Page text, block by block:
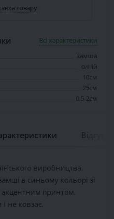
товару
Всі характеристики
замша
синій
10см
25см
0,5-2см
виробництва.
в синьому кольорі зі
акцентним принтом.
не ковзає.